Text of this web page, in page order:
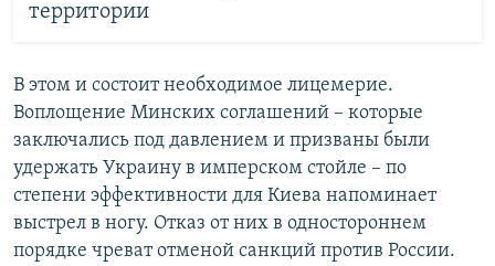
территории
В этом и состоит необходимое лицемерие.
Воплощение Минских соглашений – которые
заключались под давлением и призваны были
удержать Украину в имперском стойле – по
степени эффективности для Киева напоминает
выстрел в ногу. Отказ от них в одностороннем
порядке чреват отменой санкций против России.